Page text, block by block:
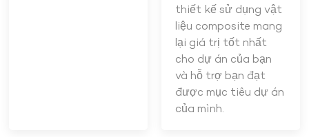
thiết kế sử dụng vật
liệu composite mang
lại giá trị tốt nhất
cho dự án của bạn
và hỗ trợ bạn đạt
được mục tiêu dự án
của mình.